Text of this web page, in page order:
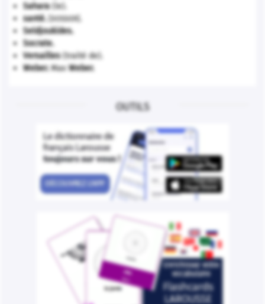
Sahara(le).
santé.
[DOSSIER]
Seldjoukides.
Socrate.
Versailles(traité de).
Weber.MaxWeber.
OUTILS